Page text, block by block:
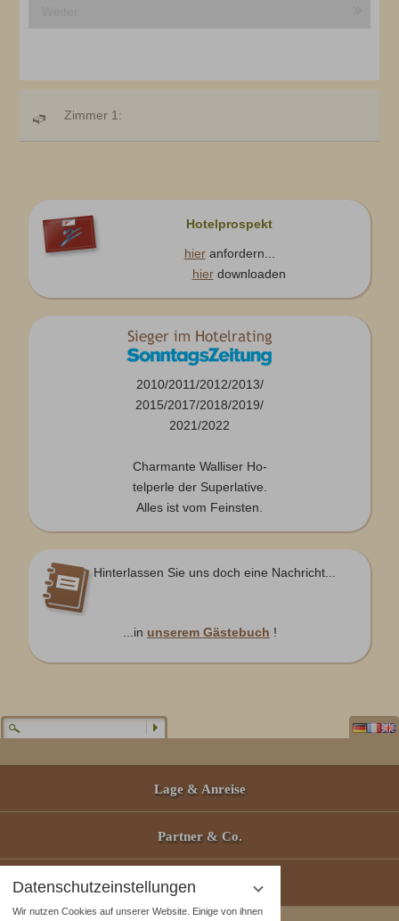
Datenschutzeinstellungen
Wir nutzen Cookies auf unserer Website. Einige von ihnen
Zimmer 1:
Hotelprospekt
hieranfordern...
hierdownloaden
2010/2011/2012/2013/
2015/2017/2018/2019/
2021/2022
Charmante Walliser Ho-
telperle der Superlative.
Alles ist vom Feinsten.
Hinterlassen Sie uns doch eine Nachricht...
...in unserem Gästebuch !
Lage & Anreise
Partner & Co.
Gutscheine